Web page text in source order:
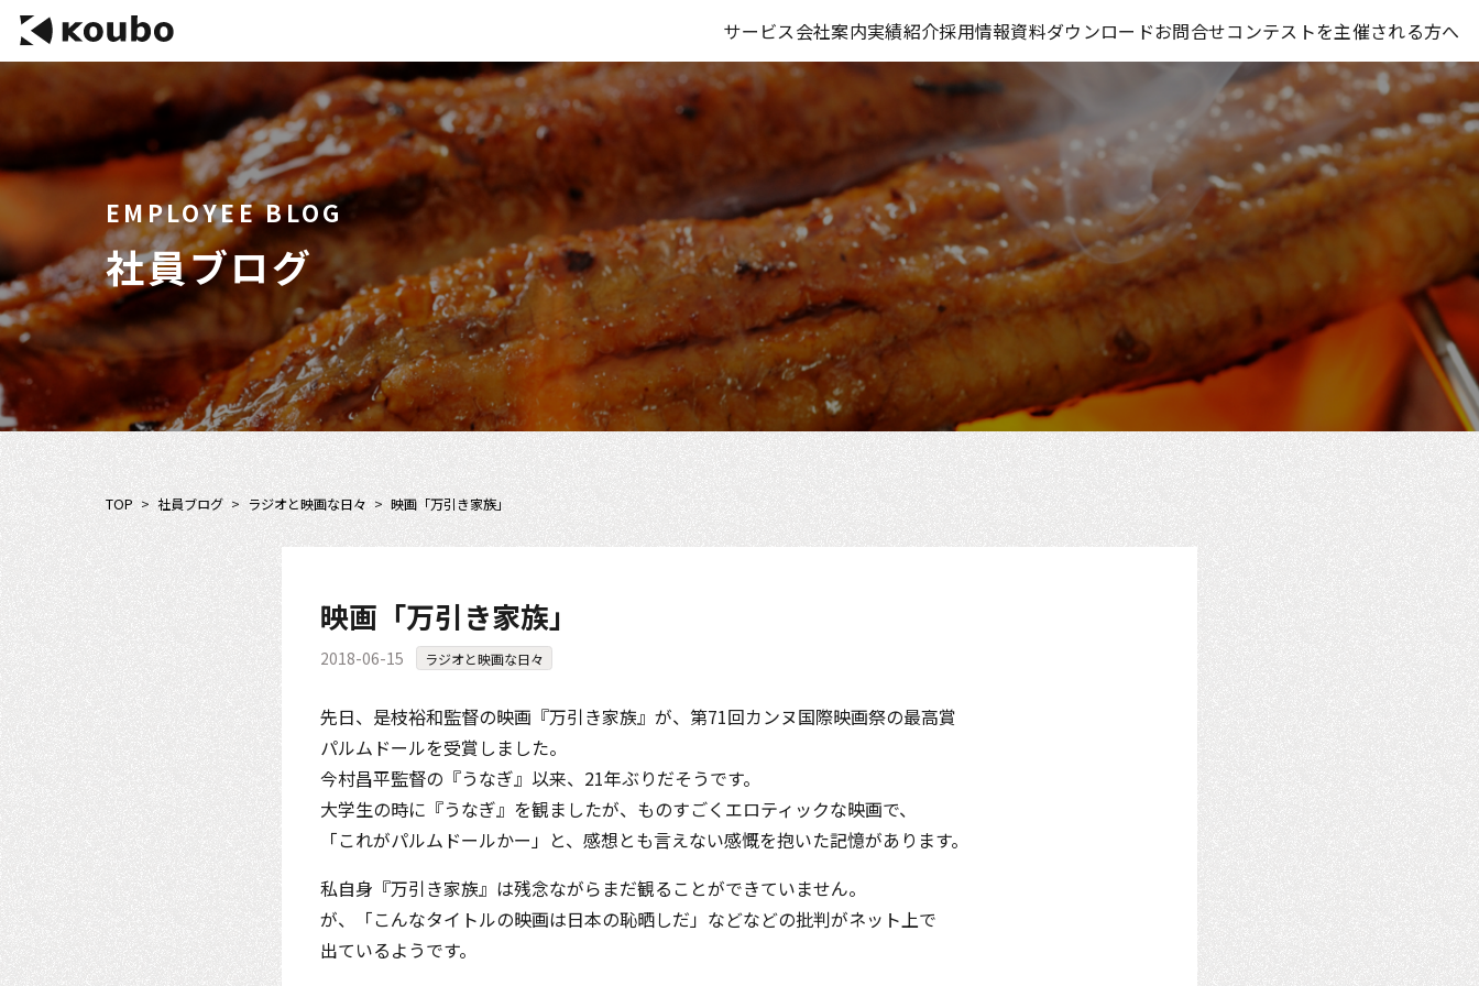
サービス会社案内実績紹介採用情報資料ダウンロードお問合せコンテストを主催される方へ
EMPLOYEE BLOG
社員ブログ
TOP > 社員ブログ > ラジオと映画な日々 > 映画「万引き家族」
映画「万引き家族」
2018-06-15 ラジオと映画な日々
先日、是枝裕和監督の映画『万引き家族』が、第71回カンヌ国際映画祭の最高賞
パルムドールを受賞しました。
今村昌平監督の『うなぎ』以来、21年ぶりだそうです。
大学生の時に『うなぎ』を観ましたが、ものすごくエロティックな映画で、
「これがパルムドールかー」と、感想とも言えない感慨を抱いた記憶があります。
私自身『万引き家族』は残念ながらまだ観ることができていません。
が、「こんなタイトルの映画は日本の恥晒しだ」などなどの批判がネット上で
出ているようです。